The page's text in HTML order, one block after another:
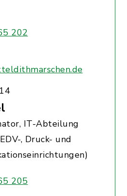
202
IT-Abteilung
, Druck- und
205